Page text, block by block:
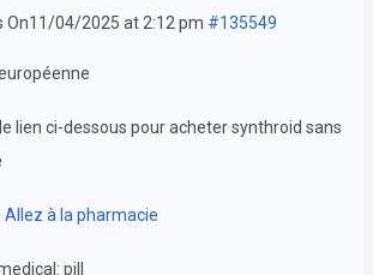
On11/04/2025 at 2:12 pm #135549
lien ci-dessous pour acheter synthroid sans
Allez à la pharmacie
pill